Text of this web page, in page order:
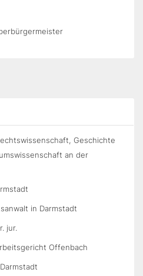
Geschichte
an der
in Darmstadt
jur.
Offenbach